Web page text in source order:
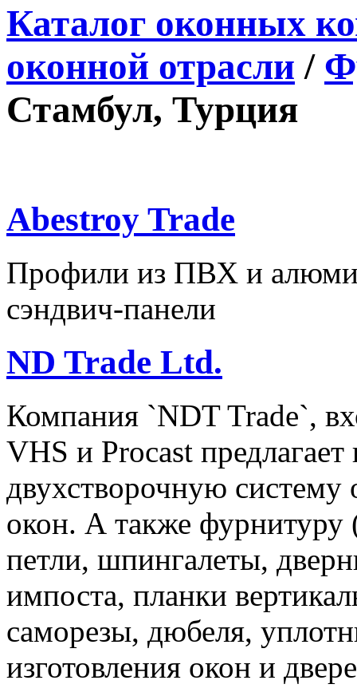
Каталог оконных
оконной отрасли /
Стамбул, Турция
Abestroy Trade
Профили из ПВХ и
сэндвич-панели
ND Trade Ltd.
Компания `NDT Trade`,
VHS и Procast
двухстворочную систему
окон. А также фурнитуру
петли, шпингалеты,
импоста, планки
саморезы, дюбеля,
изготовления окон и